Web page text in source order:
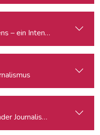
– ein Intensiv-Workshop
Journalismus